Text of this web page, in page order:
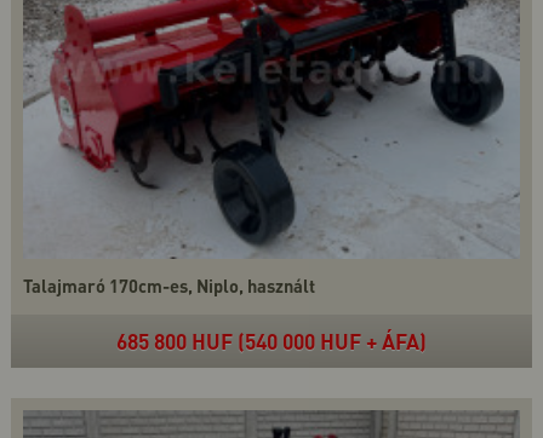
Talajmaró 170cm-es, Niplo, használt
685 800 HUF (540 000 HUF + ÁFA)